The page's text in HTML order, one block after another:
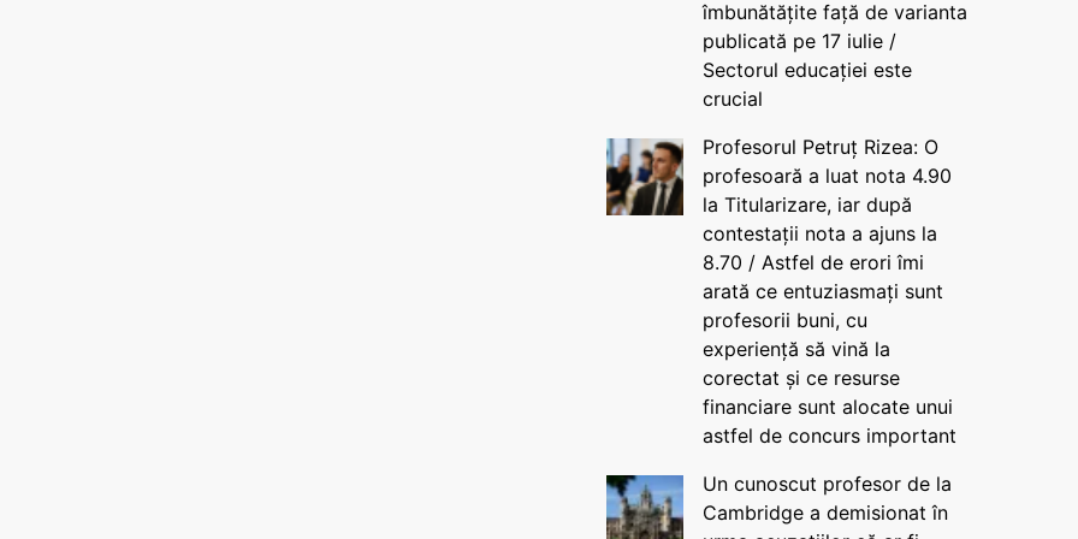
îmbunătățite față de varianta
publicată pe 17 iulie /
Sectorul educației este
crucial
Profesorul Petruț Rizea: O
profesoară a luat nota 4.90
la Titularizare, iar după
contestații nota a ajuns la
8.70 / Astfel de erori îmi
arată ce entuziasmați sunt
profesorii buni, cu
experiență să vină la
corectat și ce resurse
financiare sunt alocate unui
astfel de concurs important
Un cunoscut profesor de la
Cambridge a demisionat în